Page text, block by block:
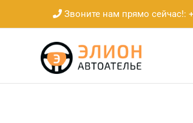
content
Звоните нам прямо сейчас!: